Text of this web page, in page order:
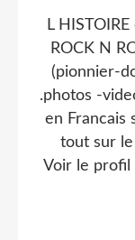
L
ROCK N
(pionnier-
.photos -
en Francais
tout sur
Voir le profil